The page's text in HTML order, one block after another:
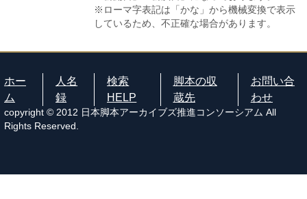
※ローマ字表記は「かな」から機械変換で表示
しているため、不正確な場合があります。
ホー
ム
人名
録
検索
HELP
脚本の収
蔵先
お問い合
わせ
copyright © 2012 日本脚本アーカイブズ推進コンソーシアム All
Rights Reserved.